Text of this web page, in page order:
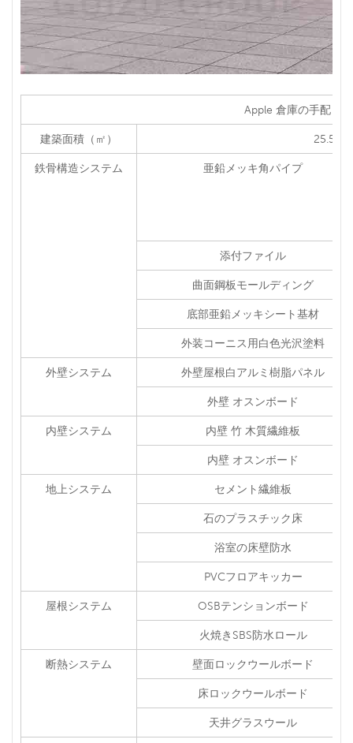
Apple 倉庫の手配と
建築面積（㎡） 25.52
鉄骨構造システム 亜鉛メッキ角パイプ
添付ファイル
曲面鋼板モールディング
底部亜鉛メッキシート基材
外装コーニス用白色光沢塗料
外壁システム 外壁屋根白アルミ樹脂パネル
外壁 オスンボード
内壁システム 内壁 竹 木質繊維板
内壁 オスンボード
地上システム セメント繊維板
石のプラスチック床
浴室の床壁防水
PVCフロアキッカー
屋根システム OSBテンションボード
火焼きSBS防水ロール
断熱システム 壁面ロックウールボード
床ロックウールボード
天井グラスウール